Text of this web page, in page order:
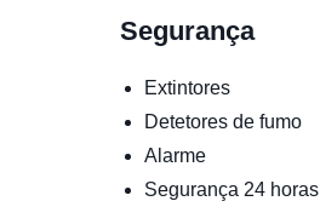
Segurança
Extintores
Detetores de fumo
Alarme
Segurança 24 horas